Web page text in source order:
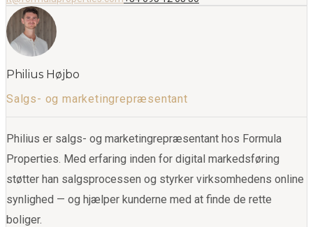
Philius Højbo
Salgs- og marketingrepræsentant
Philius er salgs- og marketingrepræsentant hos Formula
Properties. Med erfaring inden for digital markedsføring
støtter han salgsprocessen og styrker virksomhedens online
synlighed — og hjælper kunderne med at finde de rette
boliger.